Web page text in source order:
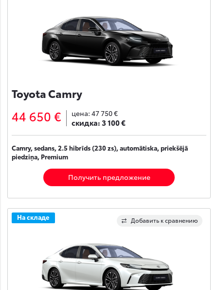
Toyota Camry
44 650 € цена: 47 750 €
скидка:3 100 €
Camry, sedans, 2.5 hibrīds (230 zs), automātiska, priekšējā
piedziņa, Premium
Получить предложение
Добавить к сравнению
На складе